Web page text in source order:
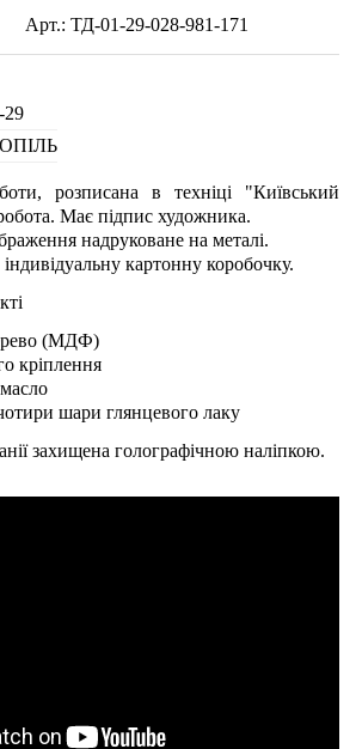
ТД-01-29-028-981-171
29
розписана в техніці "Київський
Має підпис художника.
надруковане на металі.
картонну коробочку.
(МДФ)
кріплення
шари глянцевого лаку
захищена голографічною наліпкою.